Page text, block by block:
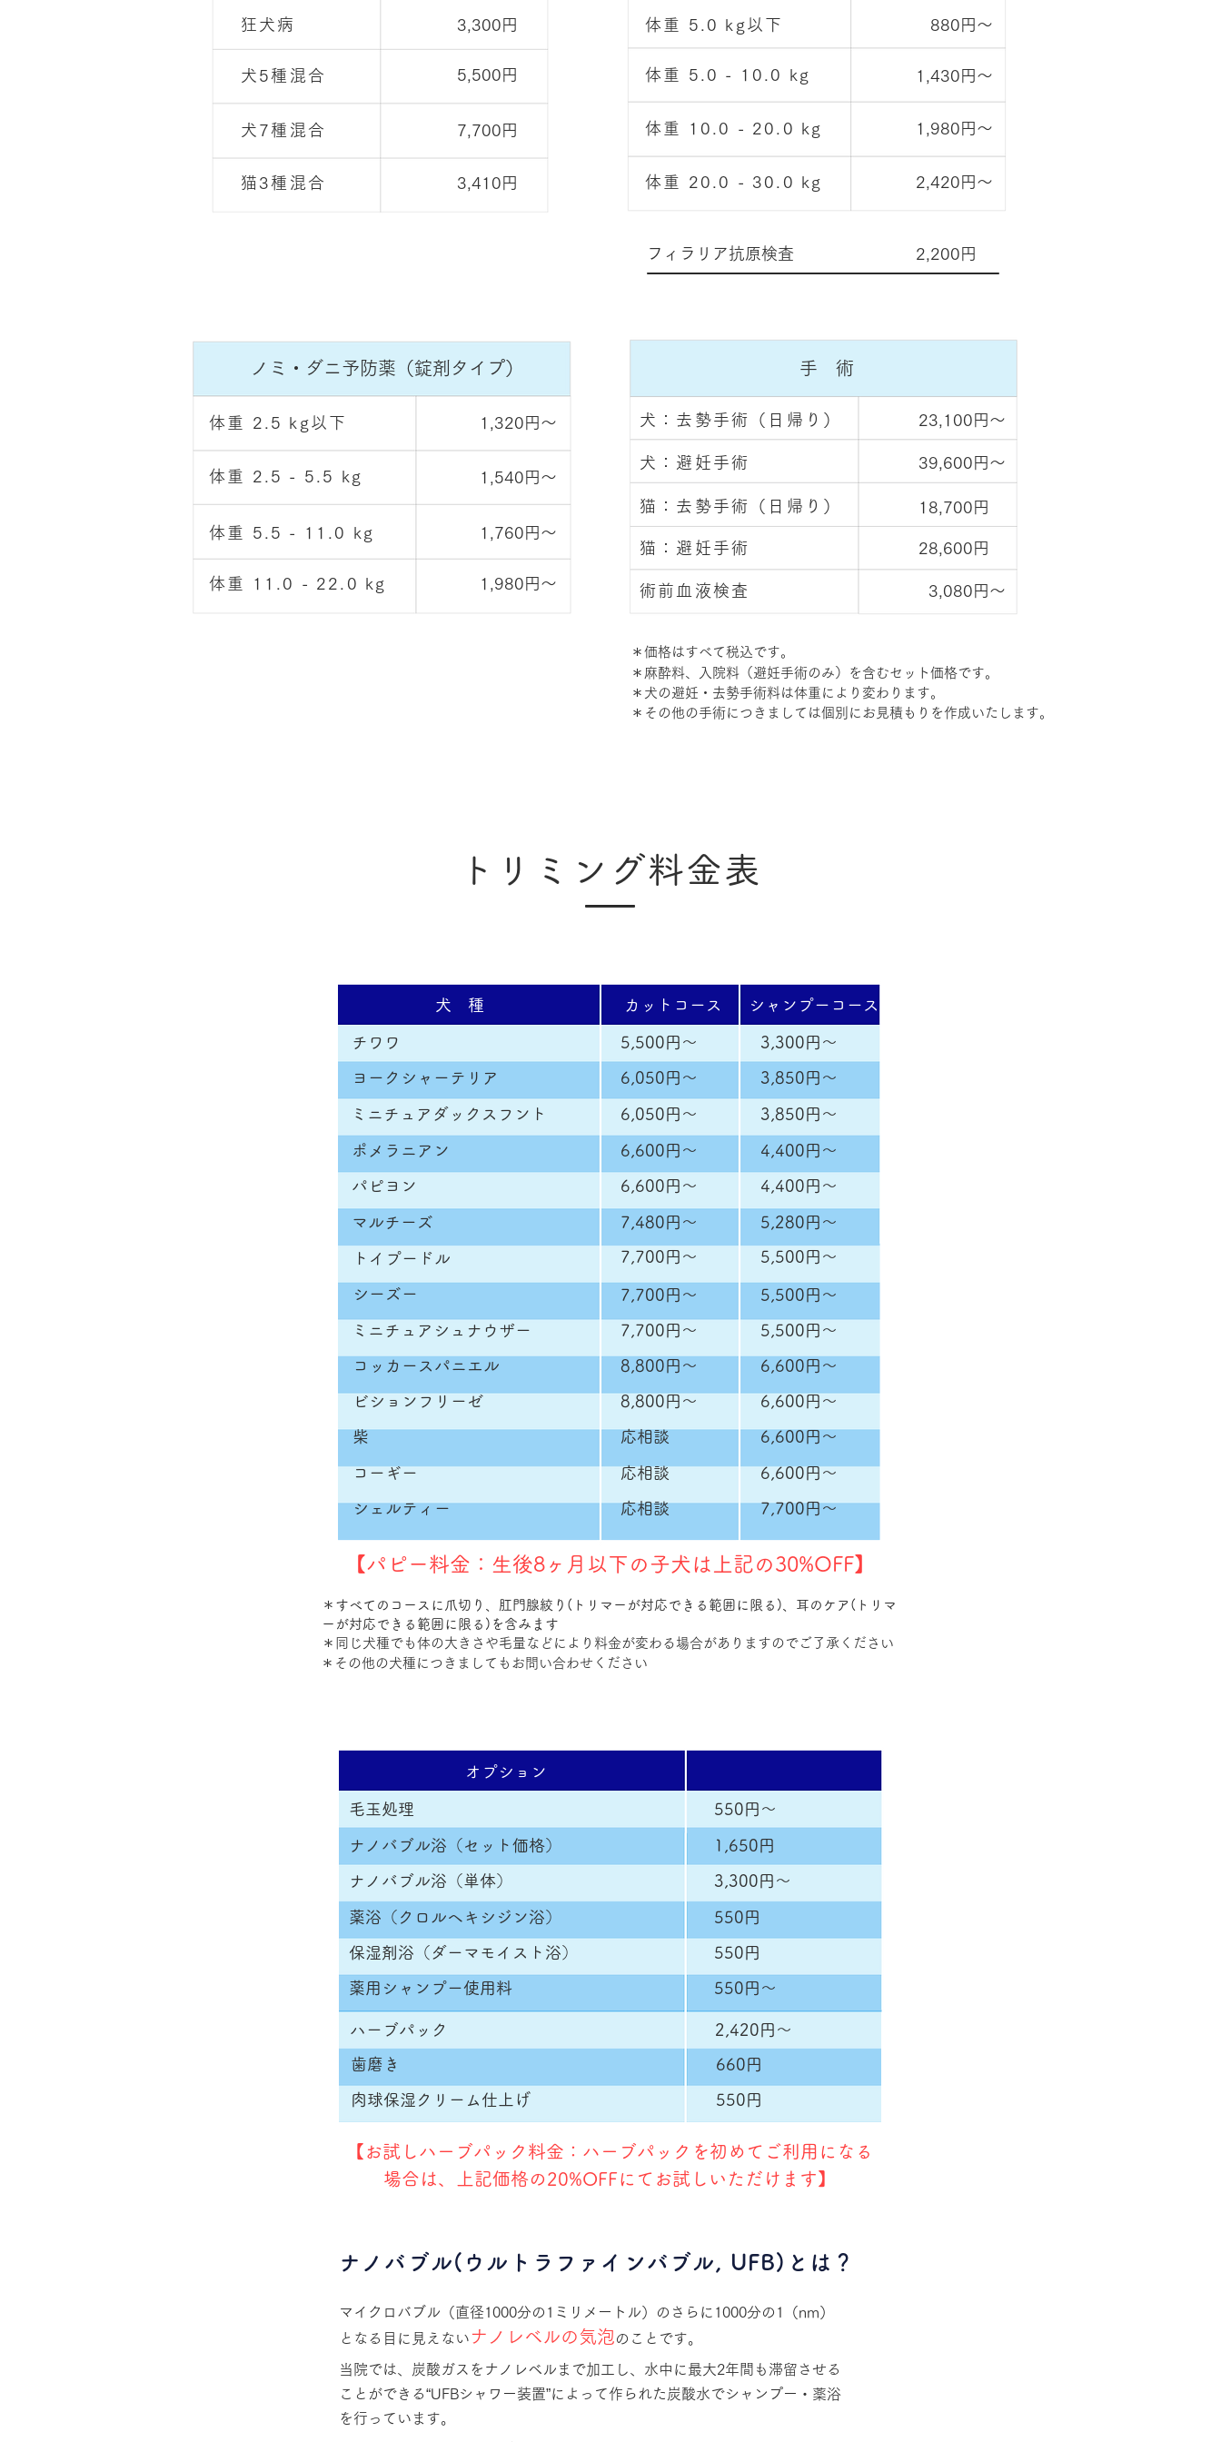
狂犬病
犬5種混合
犬7種混合
猫3種混合
​3,300円
​5,500円
​7,700円
​3,410円
体重 5.0 kg以下
体重 5.0 - 10.0 kg
体重 10.0 - 20.0 kg
体重 20.0 - 30.0 kg
​880円〜
​1,430円〜
​1,980円〜
​2,420円〜
フィラリア抗原検査 ​2,200円
体重 2.5 kg以下
体重 2.5 - 5.5 kg
体重 5.5 - 11.0 kg
ノミ・ダニ予防薬（錠剤タイプ）
体重 11.0 - 22.0 kg
​1,320円〜
​1,540円〜
​1,760円〜
​1,980円〜
​手 術
術前血液検査 ​3,080円〜
猫：避妊手術
猫：去勢手術（日帰り）
犬：避妊手術
犬：去勢手術（日帰り）
​28,600円
​18,700円
​39,600円〜
​23,100円〜
＊価格はすべて税込です。
＊麻酔料、入院料（避妊手術のみ）を含むセット価格です。
＊犬の避妊・去勢手術料は体重により変わります。
＊その他の手術につきましては個別にお見積もりを作成いたします。
​トリミング料金表
​チワワ
​ヨークシャーテリア
​5,500円〜 ​3,300円〜
​6,050円〜 ​3,850円〜
​6,050円〜
ミニチュアダックスフント
ポメラニアン ​6,600円〜 ​4,400円〜
​3,850円 〜
パピヨン
6,600円〜
​6,600円〜
6,600円〜
7,700円〜
応相談
シェルティー
コーギー 応相談
柴 応相談
ビションフリーゼ ​8,800円〜
コッカースパニエル ​8,800円〜 ​6,600円〜
ミニチュアシュナウザー ​7,700円〜 ​5,500円〜
​5,500円〜
シーズー ​7,700円〜
​5,500円〜
​7,700円〜
トイプードル
マルチーズ ​7,480円〜 ​5,280円〜
​6,600円〜 ​4,400円〜
​シャンプーコース
​カットコース
​犬 種
​【パピー料金：生後8ヶ月以下の子犬は上記の30%OFF】
＊ すべてのコースに爪切り、肛門腺絞り(トリマーが対応できる範囲に限る)、耳のケア(トリマ
ーが対応できる範囲に限る)を含みます
＊同じ犬種でも体の大きさや毛量などにより料金が変わる場合がありますのでご了承ください
＊その他の犬種につきましてもお問い合わせください
​オプション
ナノバブル浴（セット価格）
ナノバブル浴（単体）
薬浴（クロルヘキシジン浴）
保湿剤浴（ダーマモイスト浴）
薬用シャンプー使用料
毛玉処理 ​550円〜
​1,650円
​3,300円〜
​550円
​550円
​550円〜
ハーブパック ​2,420円〜
歯磨き ​660円
肉球保湿クリーム仕上げ ​550円
​【お試しハーブパック料金：ハーブパックを初めてご利用になる
場合は、上記価格の20%OFFにてお試しいただけます】
ナノバブル(ウルトラファインバブル, UFB)とは？
マイクロバブル（直径1000分の1ミリメートル）のさらに1000分の1（nm）
となる目に見えない ナノレベルの気泡のことです。
当院では、炭酸ガスをナノレベルまで加工し、水中に最大2年間も滞留させる
ことができる“UFBシャワー装置”によって作られた炭酸水でシャンプー・薬浴
を行っています。